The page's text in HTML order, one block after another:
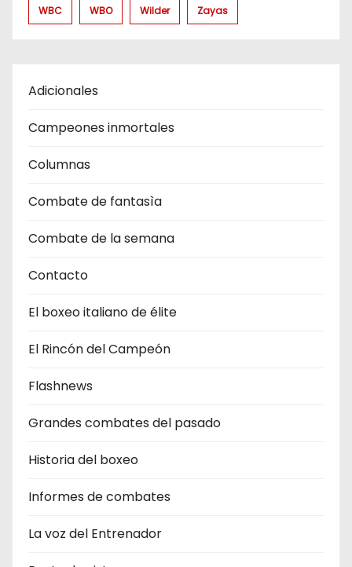
WBC WBO Wilder Zayas
Adicionales
Campeones inmortales
Columnas
Combate de fantasìa
Combate de la semana
Contacto
El boxeo italiano de élite
El Rincón del Campeón
Flashnews
Grandes combates del pasado
Historia del boxeo
Informes de combates
La voz del Entrenador